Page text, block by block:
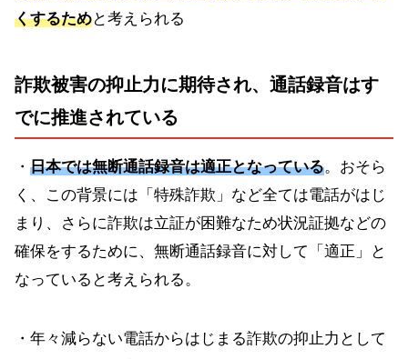
くするためと考えられる
詐欺被害の抑止力に期待され、通話録音はす
でに推進されている
・ 日本では無断通話録音は適正となっている。おそら
く、この背景には「特殊詐欺」など全ては電話がはじ
まり、さらに詐欺は立証が困難なため状況証拠などの
確保をするために、無断通話録音に対して「適正」と
なっていると考えられる。
・年々減らない電話からはじまる詐欺の抑止力として